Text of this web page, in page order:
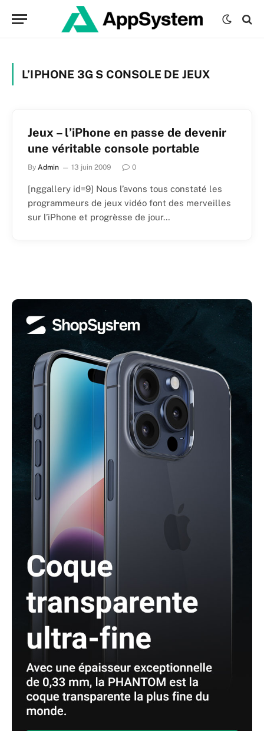
L’IPHONE 3G S CONSOLE DE JEUX
Jeux – l’iPhone en passe de devenir
une véritable console portable
By Admin 13 juin 2009 0
[nggallery id=9] Nous l’avons tous constaté les
programmeurs de jeux vidéo font des merveilles
sur l’iPhone et progrèsse de jour…